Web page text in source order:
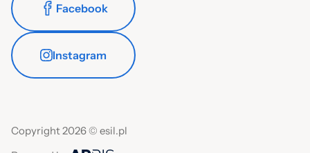
Facebook
Instagram
Copyright 2026 © esil.pl